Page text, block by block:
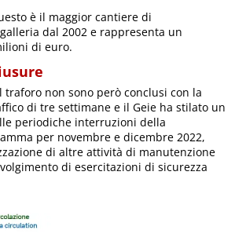
è il maggior cantiere di
dal 2002 e rappresenta un
di euro.
traforo non sono però conclusi con la
di tre settimane e il Geie ha stilato un
periodiche interruzioni della
per novembre e dicembre 2022,
di altre attività di manutenzione
di esercitazioni di sicurezza